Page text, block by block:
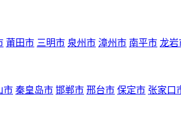
莆田市 三明市 泉州市 漳州市 南平市 龙岩
市 秦皇岛市 邯郸市 邢台市 保定市 张家口